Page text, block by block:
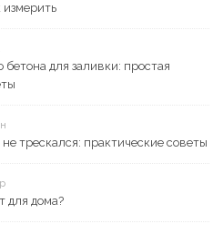
измерить
бетона для заливки: простая
трескался: практические советы
для дома?